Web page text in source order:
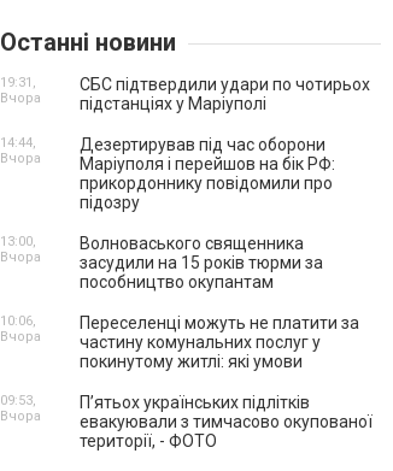
Останні новини
СБС підтвердили удари по чотирьох
підстанціях у Маріуполі
19:31,
Вчора
Дезертирував під час оборони
Маріуполя і перейшов на бік РФ:
прикордоннику повідомили про
підозру
14:44,
Вчора
Волноваського священника
засудили на 15 років тюрми за
пособництво окупантам
13:00,
Вчора
Переселенці можуть не платити за
частину комунальних послуг у
покинутому житлі: які умови
10:06,
Вчора
П’ятьох українських підлітків
евакуювали з тимчасово окупованої
території, - ФОТО
09:53,
Вчора